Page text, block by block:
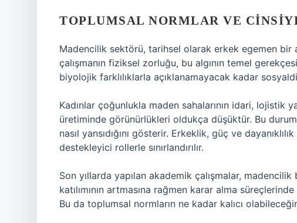
TOPLUMSAL NORMLAR VE
Madencilik sektörü, tarihsel olarak erkek egemen bir
çalışmanın fiziksel zorluğu, bu algının temel
biyolojik farklılıklarla açıklanamayacak kadar
Kadınlar çoğunlukla maden sahalarının idari, lojistik
üretiminde görünürlükleri oldukça düşüktür. Bu
nasıl yansıdığını gösterir. Erkeklik, güç ve
destekleyici rollerle sınırlandırılır.
Son yıllarda yapılan akademik çalışmalar,
katılımının artmasına rağmen karar alma
Bu da toplumsal normların ne kadar kalıcı